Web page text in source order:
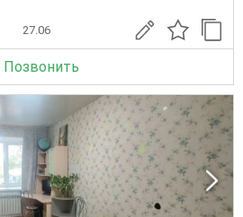
27.06
Позвонить